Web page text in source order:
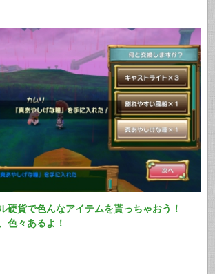
硬貨で色んなアイテムを貰っちゃおう！
色々あるよ！